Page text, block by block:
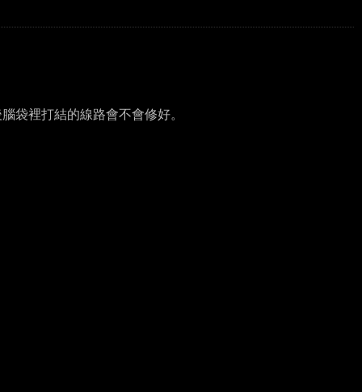
袋裡打結的線路會不會修好。